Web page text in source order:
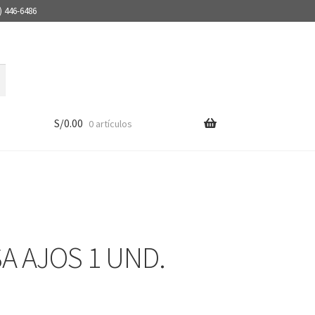
446-6486
S/0.00 0 artículos
AJOS 1 UND.